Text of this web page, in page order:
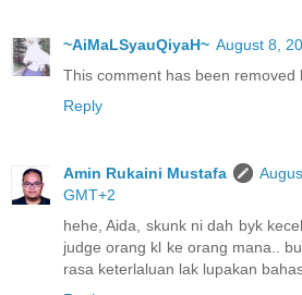
~AiMaLSyauQiyaH~ August 8,
This comment has been removed
Reply
Amin Rukaini Mustafa
GMT+2
hehe, Aida, skunk ni dah byk
judge orang kl ke orang mana..
rasa keterlaluan lak lupakan